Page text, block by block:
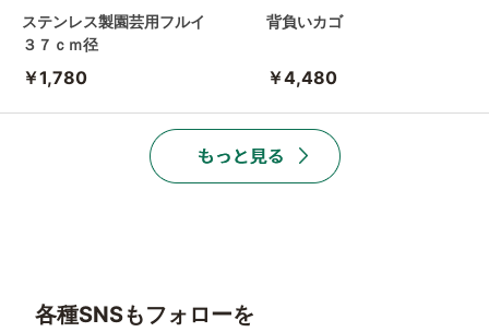
ステンレス製園芸用フルイ
３７ｃｍ径
￥1,780
背負いカゴ
￥4,480
各種SNSもフォローを